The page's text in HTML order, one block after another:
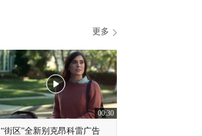
更多
00:30
“街区”全新别克昂科雷广告